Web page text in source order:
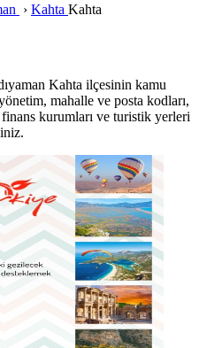
› Kahta Kahta
Kahta ilçesinin kamu
mahalle ve posta kodları,
kurumları ve turistik yerleri